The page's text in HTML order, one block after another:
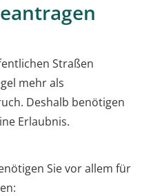
Straßen
mehr als
Deshalb benötigen
Erlaubnis.
Sie vor allem für